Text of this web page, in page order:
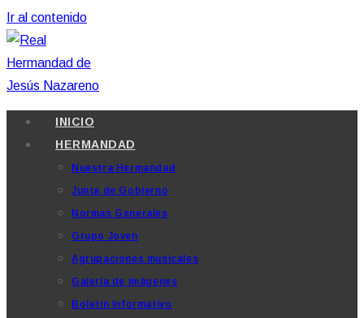
Ir al contenido
INICIO
HERMANDAD
Nuestra Hermandad
Junta de Gobierno
Normas Generales
Grupo Joven
Agrupaciones musicales
Galería de imágenes
Boletín Informativo